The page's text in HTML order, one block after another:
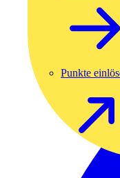
Punkte